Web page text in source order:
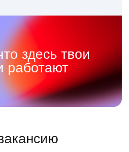
здесь твои
работают